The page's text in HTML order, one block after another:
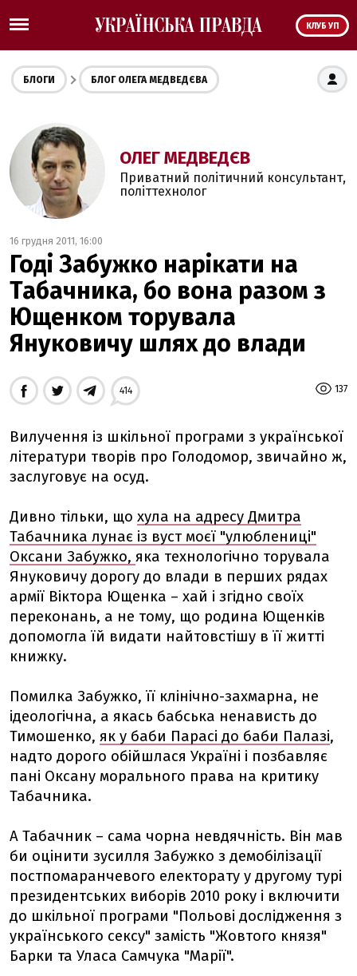
КЛУБ УП
БЛОГИ БЛОГ ОЛЕГА МЕДВЕДЄВА
ОЛЕГ МЕДВЕДЄВ
Приватний політичний консультант,
політтехнолог
16 грудня 2011, 16:00
Годі Забужко нарікати на
Табачника, бо вона разом з
Ющенком торувала
Януковичу шлях до влади
137
414
Вилучення із шкільної програми з української
літератури творів про Голодомор, звичайно ж,
заслуговує на осуд.
Дивно тільки, що хула на адресу Дмитра
Табачника лунає із вуст моєї "улюблениці"
Оксани Забужко, яка технологічно торувала
Януковичу дорогу до влади в перших рядах
армії Віктора Ющенка – хай і згідно своїх
переконань, а не тому, що родина Ющенків
допомогла їй видати найтовстішу в її житті
книжку.
Помилка Забужко, її клінічно-захмарна, не
ідеологічна, а якась бабська ненависть до
Тимошенко, як у баби Парасі до баби Палазі,
надто дорого обійшлася Україні і позбавляє
пані Оксану морального права на критику
Табачника.
А Табачник – сама чорна невдячність. Він мав
би оцінити зусилля Забужко з демобілізації
постпомаранчевого електорату у другому турі
президентських виборів 2010 року і включити
до шкільної програми "Польові дослідження з
українського сексу" замість "Жовтого князя"
Барки та Уласа Самчука "Марії".